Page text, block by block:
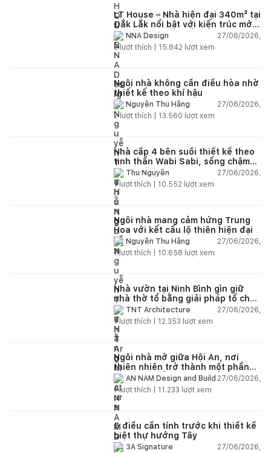
LT House – Nhà hiện đại 340m² tại
Đắk Lắk nổi bật với kiến trúc mở
và hệ sân vườn kết nối thiên
nhiên
NNA Design
27/06/2026,
3lượt thích | 15.842 lượt xem
Ngôi nhà không cần điều hòa nhờ
thiết kế theo khí hậu
Nguyễn Thu Hằng
27/06/2026,
2lượt thích | 13.560 lượt xem
Nhà cấp 4 bên suối thiết kế theo
tinh thần Wabi Sabi, sống chậm
giữa thiên nhiên
Thu Nguyễn
27/06/2026,
1lượt thích | 10.552 lượt xem
Ngôi nhà mang cảm hứng Trung
Hoa với kết cấu lộ thiên hiện đại
Nguyễn Thu Hằng
27/06/2026,
1lượt thích | 10.658 lượt xem
Nhà vườn tại Ninh Bình gìn giữ
nhà thờ tổ bằng giải pháp tổ chức
lại không gian
TNT Architecture
27/06/2026,
1lượt thích | 12.353 lượt xem
Ngôi nhà mở giữa Hội An, nơi
thiên nhiên trở thành một phần
của cuộc sống
AN NAM Design and Build 27/06/2026,
1lượt thích | 11.233 lượt xem
5 điều cần tính trước khi thiết kế
biệt thự hướng Tây
3A Signature
27/06/2026,